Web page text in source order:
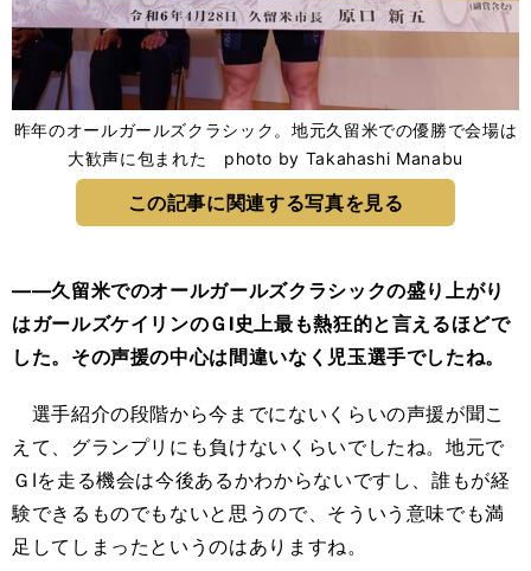
昨年のオールガールズクラシック。地元久留米での優勝で会場は
大歓声に包まれた photo by Takahashi Manabu
この記事に関連する写真を見る
――久留米でのオールガールズクラシックの盛り上がり
はガールズケイリンのＧⅠ史上最も熱狂的と言えるほどで
した。その声援の中心は間違いなく児玉選手でしたね。
選手紹介の段階から今までにないくらいの声援が聞こ
えて、グランプリにも負けないくらいでしたね。地元で
ＧⅠを走る機会は今後あるかわからないですし、誰もが経
験できるものでもないと思うので、そういう意味でも満
足してしまったというのはありますね。